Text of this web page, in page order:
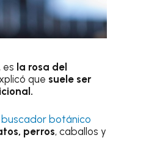
es la rosa del
que suele ser
buscador botánico
perros, caballos y